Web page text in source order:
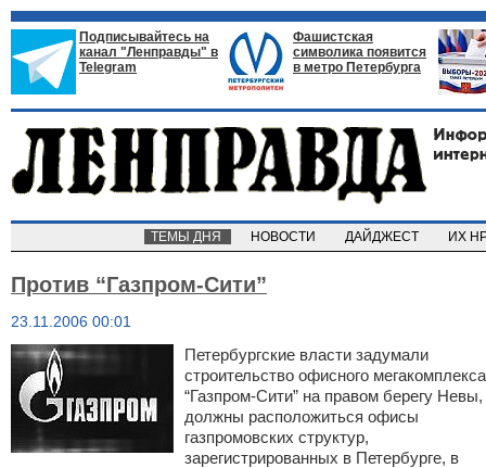
Подписывайтесь на
канал "Ленправды" в
Telegram
Фашистская
символика появится
в метро Петербурга
ТЕМЫ ДНЯ НОВОСТИ ДАЙДЖЕСТ ИХ
Против “Газпром-Сити”
23.11.2006 00:01
Петербургские власти задумали
строительство офисного мегакомплекса
“Газпром-Сити” на правом берегу Невы,
должны расположиться офисы
газпромовских структур,
зарегистрированных в Петербурге, в